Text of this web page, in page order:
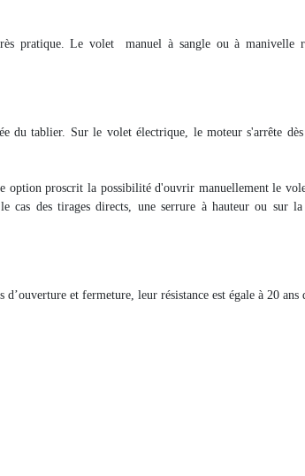
pratique. Le volet
manuel à sangle ou à manivelle
du tablier. Sur le volet électrique, le moteur s'arrête
option proscrit la possibilité d'ouvrir manuellement le
des tirages directs, une serrure à hauteur ou sur
et fermeture, leur résistance est égale à 20